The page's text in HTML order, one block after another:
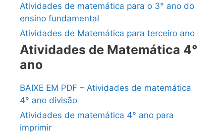
Atividades de matemática para o 3° ano do
ensino fundamental
Atividades de Matemática para terceiro ano
Atividades de Matemática 4°
ano
BAIXE EM PDF – Atividades de matemática
4° ano divisão
Atividades de matemática 4° ano para
imprimir